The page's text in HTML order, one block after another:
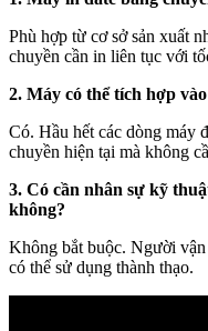
Phù hợp từ cơ sở sản xuất
chuyền cần in liên tục với
2. Máy có thể tích hợp
Có. Hầu hết các dòng máy
chuyền hiện tại mà không
3. Có cần nhân sự kỹ
không?
Không bắt buộc. Người
có thể sử dụng thành thạo.